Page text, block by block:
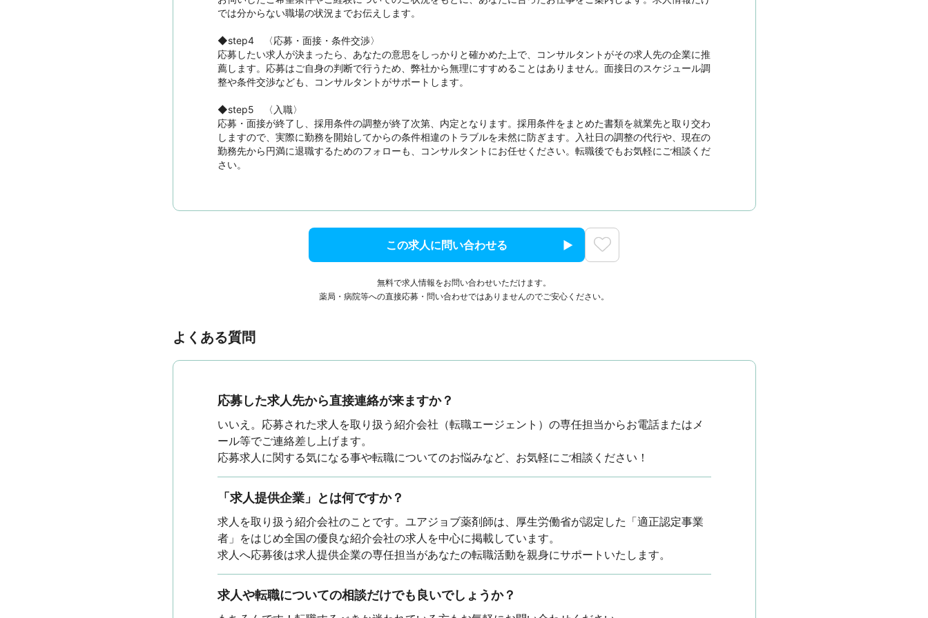
では分からない職場の状況までお伝えします。
◆step4　〈応募・面接・条件交渉〉
応募したい求人が決まったら、あなたの意思をしっかりと確かめた上で、コンサルタントがその求人先の企業に推
薦します。応募はご自身の判断で行うため、弊社から無理にすすめることはありません。面接日のスケジュール調
整や条件交渉なども、コンサルタントがサポートします。
◆step5　〈入職〉
応募・面接が終了し、採用条件の調整が終了次第、内定となります。採用条件をまとめた書類を就業先と取り交わ
しますので、実際に勤務を開始してからの条件相違のトラブルを未然に防ぎます。入社日の調整の代行や、現在の
勤務先から円満に退職するためのフォローも、コンサルタントにお任せください。転職後でもお気軽にご相談くだ
さい。
この求人に問い合わせる
無料で求人情報をお問い合わせいただけます。
薬局・病院等への直接応募・問い合わせではありませんのでご安心ください。
よくある質問
応募した求人先から直接連絡が来ますか？
いいえ。応募された求人を取り扱う紹介会社（転職エージェント）の専任担当からお電話またはメ
ール等でご連絡差し上げます。
応募求人に関する気になる事や転職についてのお悩みなど、お気軽にご相談ください！
「求人提供企業」とは何ですか？
求人を取り扱う紹介会社のことです。ユアジョブ薬剤師は、厚生労働省が認定した「適正認定事業
者」をはじめ全国の優良な紹介会社の求人を中心に掲載しています。
求人へ応募後は求人提供企業の専任担当があなたの転職活動を親身にサポートいたします。
求人や転職についての相談だけでも良いでしょうか？